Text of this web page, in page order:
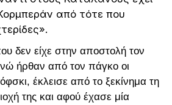
από τότε που
δεν είχε στην αποστολή τον
ήρθαν από τον πάγκο οι
έκλεισε από το ξεκίνημα τη
της και αφού έχασε μία